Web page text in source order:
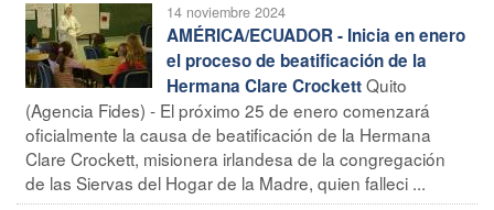
14 noviembre 2024
AMÉRICA/ECUADOR - Inicia en enero
el proceso de beatificación de la
Hermana Clare CrockettQuito
(Agencia Fides) - El próximo 25 de enero comenzará
oficialmente la causa de beatificación de la Hermana
Clare Crockett, misionera irlandesa de la congregación
de las Siervas del Hogar de la Madre, quien falleci ...